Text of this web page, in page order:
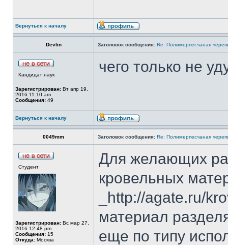
Вернуться к началу
Devlin Заголовок сообщения: Re: Полимерпесчаная
Кандидат наук
Зарегистрирован: Вт апр 19,
2016 11:10 am
Сообщения: 49
чего только не
Вернуться к началу
0049mm Заголовок сообщения: Re: Полимерпесчаная
Студент
Зарегистрирован: Вс мар 27,
2016 12:48 pm
Сообщения: 15
Откуда: Москва
Для желающих
кровельных
_http://agate.ru/
материал
еще по типу